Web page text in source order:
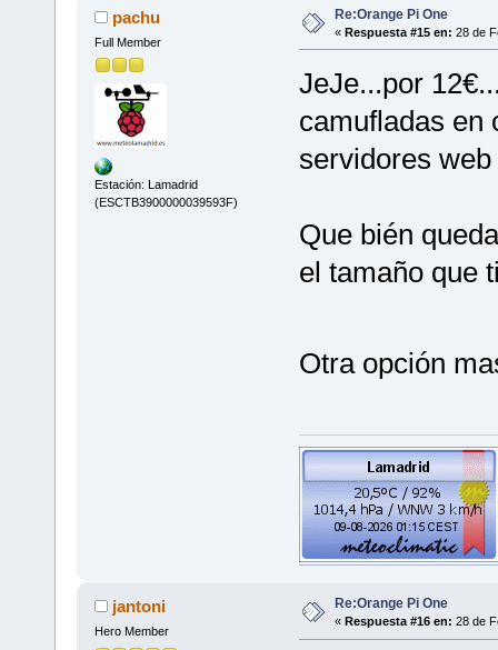
pachu
Full Member
Estación: Lamadrid
(ESCTB3900000039593F)
Re:Orange Pi One
« Respuesta #15 en: 28 de
JeJe...por
camufladas en
servidores
Que bién
el tamaño que
Otra opción
jantoni
Hero Member
Re:Orange Pi One
« Respuesta #16 en: 28 de